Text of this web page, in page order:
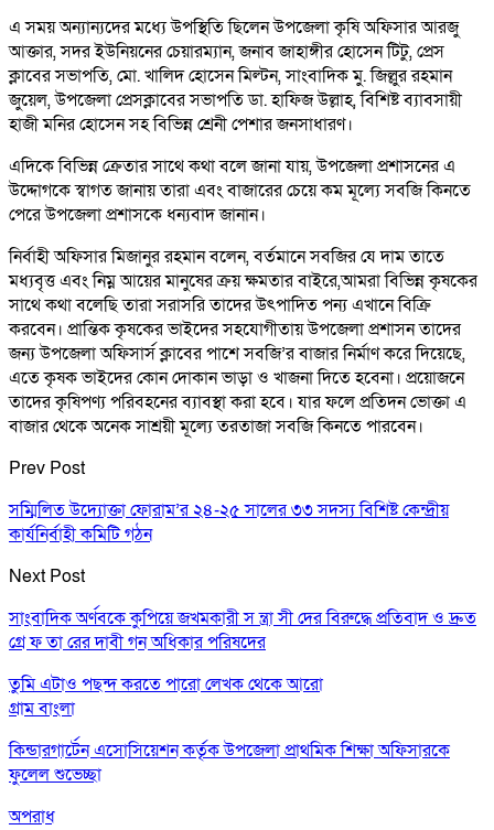
এ সময় অন্যান্যদের মধ্যে উপস্থিতি ছিলেন উপজেলা কৃষি অফিসার আরজু
আক্তার, সদর ইউনিয়নের চেয়ারম্যান, জনাব জাহাঙ্গীর হোসেন টিটু, প্রেস
ক্লাবের সভাপতি, মো. খালিদ হোসেন মিল্টন, সাংবাদিক মু. জিল্লুর রহমান
জুয়েল, উপজেলা প্রেসক্লাবের সভাপতি ডা. হাফিজ উল্লাহ, বিশিষ্ট ব্যাবসায়ী
হাজী মনির হোসেন সহ বিভিন্ন শ্রেনী পেশার জনসাধারণ।
এদিকে বিভিন্ন ক্রেতার সাথে কথা বলে জানা যায়, উপজেলা প্রশাসনের এ
উদ্দোগকে স্বাগত জানায় তারা এবং বাজারের চেয়ে কম মূল্যে সবজি কিনতে
পেরে উপজেলা প্রশাসকে ধন্যবাদ জানান।
নির্বাহী অফিসার মিজানুর রহমান বলেন, বর্তমানে সবজির যে দাম তাতে
মধ্যবৃত্ত এবং নিম্ন আয়ের মানুষের ক্রয় ক্ষমতার বাইরে,আমরা বিভিন্ন কৃষকের
সাথে কথা বলেছি তারা সরাসরি তাদের উৎপাদিত পন্য এখানে বিক্রি
করবেন। প্রান্তিক কৃষকের ভাইদের সহযোগীতায় উপজেলা প্রশাসন তাদের
জন্য উপজেলা অফিসার্স ক্লাবের পাশে সবজি’র বাজার নির্মাণ করে দিয়েছে,
এতে কৃষক ভাইদের কোন দোকান ভাড়া ও খাজনা দিতে হবেনা। প্রয়োজনে
তাদের কৃষিপণ্য পরিবহনের ব্যাবস্থা করা হবে। যার ফলে প্রতিদন ভোক্তা এ
বাজার থেকে অনেক সাশ্রয়ী মূল্যে তরতাজা সবজি কিনতে পারবেন।
Prev Post
সম্মিলিত উদ্যোক্তা ফোরাম’র ২৪-২৫ সালের ৩৩ সদস্য বিশিষ্ট কেন্দ্রীয়
কার্যনির্বাহী কমিটি গঠন
Next Post
সাংবাদিক অর্ণবকে কুপিয়ে জখমকারী স ন্ত্রা সী দের বিরুদ্ধে প্রতিবাদ ও দ্রুত
গ্রে ফ তা রের দাবী গন অধিকার পরিষদের
তুমি এটাও পছন্দ করতে পারোলেখক থেকে আরো
গ্রাম বাংলা
কিন্ডারগার্টেন এসোসিয়েশন কর্তৃক উপজেলা প্রাথমিক শিক্ষা অফিসারকে
ফুলেল শুভেচ্ছা
অপরাধ